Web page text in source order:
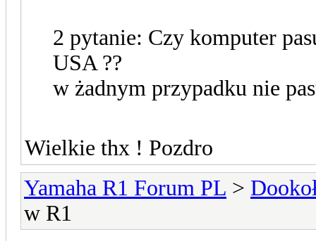
2 pytanie: Czy komputer
USA ??
w żadnym przypadku nie
Wielkie thx ! Pozdro
Yamaha R1 Forum PL >
w R1